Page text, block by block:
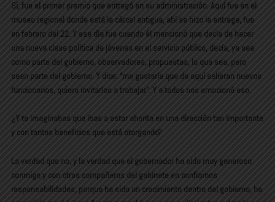
Sí, fue el primer premio que entregó en su administración. Aquí fue en el
museo regional donde está la cárcel antigua, ahí se hizo la entrega, fue
en febrero del 22. Y ese día fue cuando él mencionó que decía de hacer
una nueva clase política de jóvenes en el servicio público, decía, ya sea
como parte del gobierno, observadores, propuestas, lo que sea, pero
sean parte del gobierno. Y dice: “me gustaría que de aquí salieran nuevos
funcionarios, quiero invitarlos a trabajar”. Y a todos nos emocionó eso.
¿Y te imaginabas que ibas a estar ahorita en una dirección tan importante
y con tantos beneficios que está otorgando?
La verdad que no, y la verdad que el gobernador ha sido muy generoso
conmigo y con otros compañeros del gabinete en confiarnos
responsabilidades, porque ha sido un crecimiento dentro del gobierno, he